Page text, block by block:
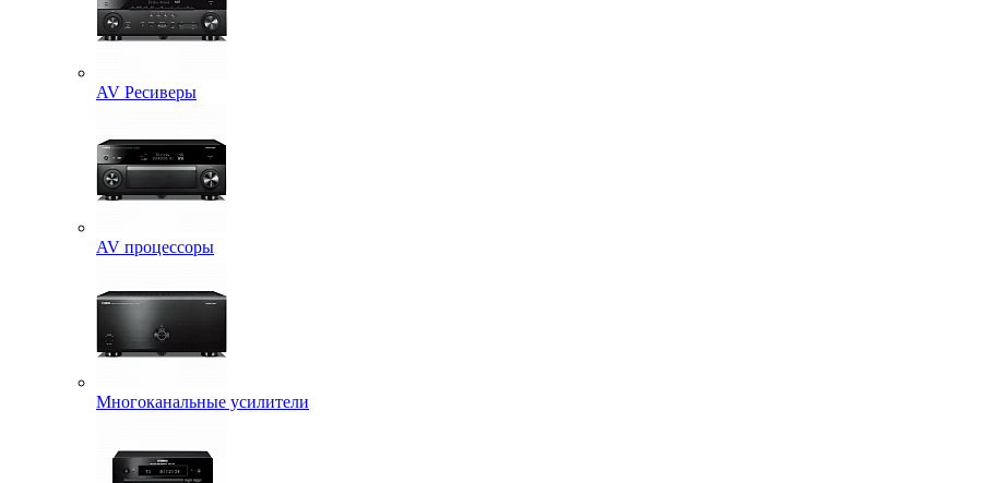
AV Ресиверы
AV процессоры
Многоканальные усилители